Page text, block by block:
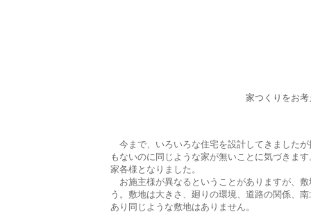
家つくりをお
今まで、いろいろな住宅を設計してきました
もないのに同じような家が無いことに気づきま
家各様となりました。
お施主様が異なるということがありますが、
う。敷地は大きさ、廻りの環境、道路の関係、
あり同じような敷地はありません。